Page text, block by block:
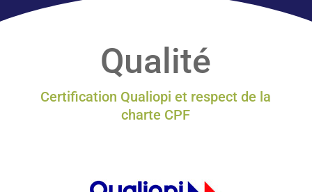
expertise de + 25 ans
dans la formation
Qualité
Certification Qualiopi et respect de la
charte CPF